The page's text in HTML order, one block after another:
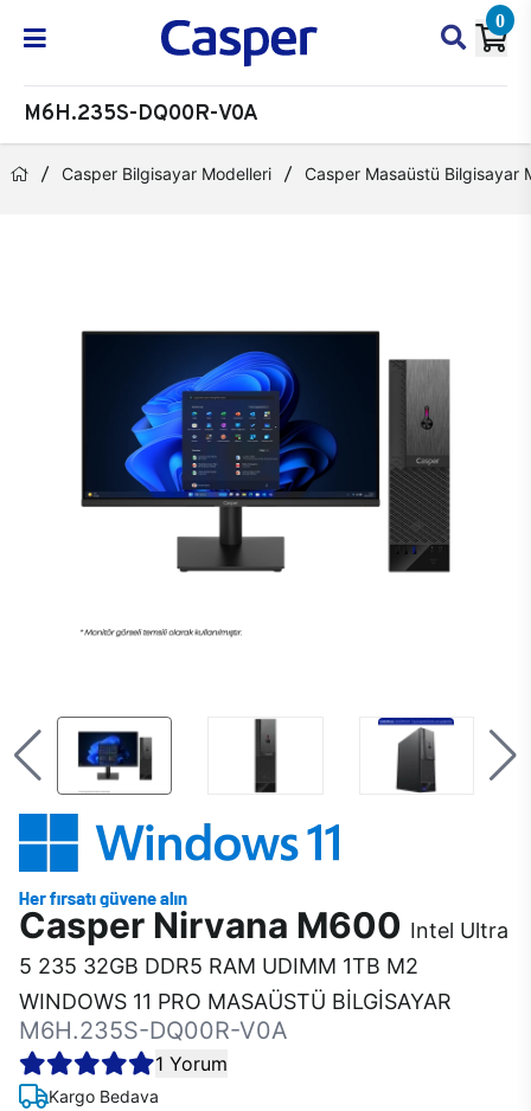
0
M6H.235S-DQ00R-V0A
Casper Bilgisayar Modelleri Casper Masaüstü Bilgisayar
Casper Nirvana M600 Intel Ultra
5 235 32GB DDR5 RAM UDIMM 1TB M2
WINDOWS 11 PRO MASAÜSTÜ BİLGİSAYAR
M6H.235S-DQ00R-V0A
1 Yorum
Kargo Bedava